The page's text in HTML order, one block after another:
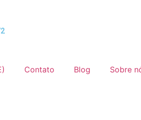
Contato Blog Sobre